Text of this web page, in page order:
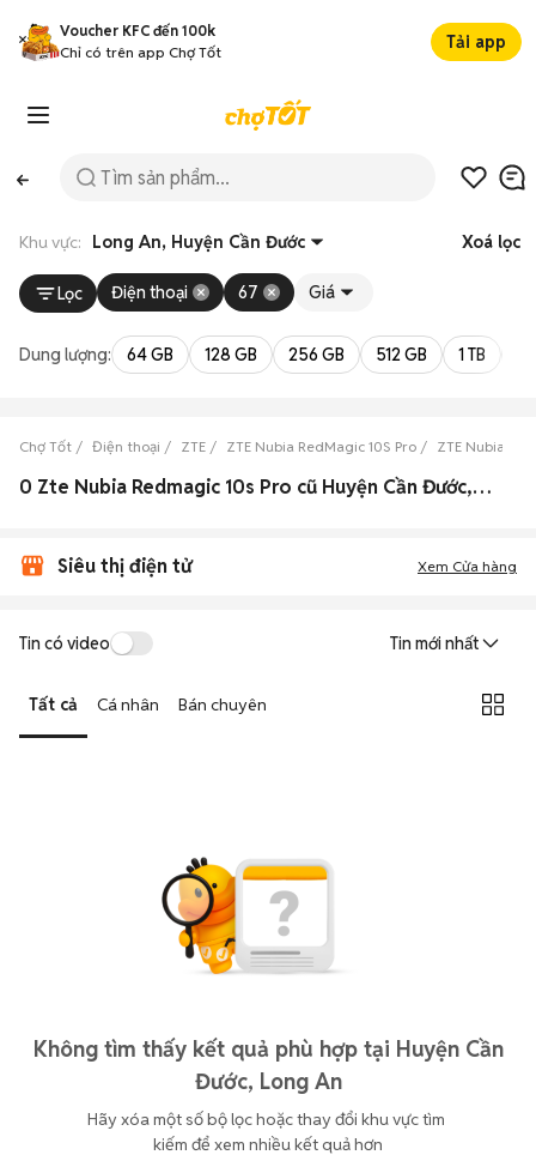
Voucher KFC đến 100k
Chỉ có trên app Chợ Tốt
Tải app
Khu vực: Long An, Huyện Cần Đước Xoá lọc
Lọc Điện thoại 67 Giá
Dung lượng: 64 GB 128 GB 256 GB 512 GB 1 TB
Chợ Tốt Điện thoại ZTE ZTE Nubia RedMagic 10S Pro ZTE Nubia
0 Zte Nubia Redmagic 10s Pro cũ Huyện Cần Đước, Long An đẹp
Siêu thị điện tử Xem Cửa hàng
Tin có video Tin mới nhất
Tất cả Cá nhân Bán chuyên
Không tìm thấy kết quả phù hợp tại Huyện Cần
Đước, Long An
Hãy xóa một số bộ lọc hoặc thay đổi khu vực tìm
kiếm để xem nhiều kết quả hơn